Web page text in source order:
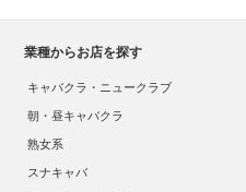
業種からお店を探す
キャバクラ・ニュークラブ
朝・昼キャバクラ
熟女系
スナキャバ